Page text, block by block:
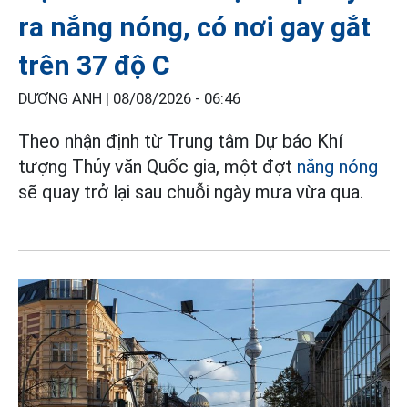
ra nắng nóng, có nơi gay gắt
trên 37 độ C
DƯƠNG ANH | 08/08/2026 - 06:46
Theo nhận định từ Trung tâm Dự báo Khí
tượng Thủy văn Quốc gia, một đợt nắng nóng
sẽ quay trở lại sau chuỗi ngày mưa vừa qua.